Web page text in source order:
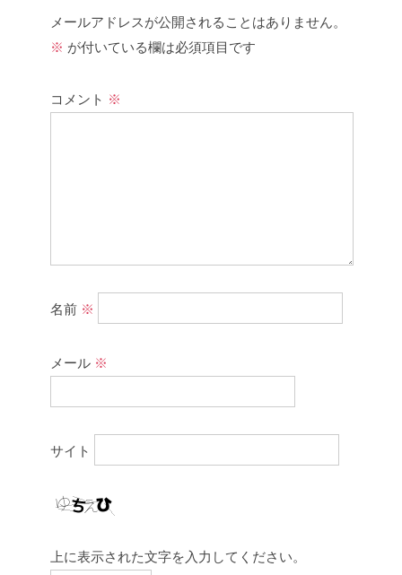
メールアドレスが公開されることはありません。
※ が付いている欄は必須項目です
コメント ※
名前 ※
メール ※
サイト
上に表示された文字を入力してください。